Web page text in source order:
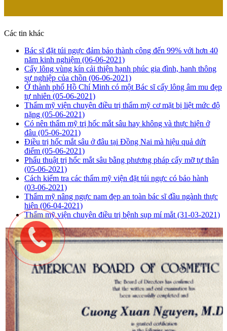
Các tin khác
Bác sĩ đặt túi ngực đảm bảo thành công đến 99% với hơn 40
năm kinh nghiệm (06-06-2021)
Cấy lông vùng kín cải thiện hạnh phúc gia đình, hanh thông
sự nghiệp của chồn (06-06-2021)
Ở thành phố Hồ Chí Minh có một Bác sĩ cấy lông âm mu đẹp
tự nhiên (05-06-2021)
Thẩm mỹ viện chuyên điều trị thẩm mỹ cơ mặt bị liệt mức độ
nặng (05-06-2021)
Có nên thẩm mỹ trị hốc mắt sâu hay không và thực hiện ở
đâu (05-06-2021)
Điều trị hốc mắt sâu ở đâu tại Đồng Nai mà hiệu quả dứt
điểm (05-06-2021)
Phẩu thuật trị hốc mắt sâu bằng phương pháp cấy mỡ tự thân
(05-06-2021)
Cách kiểm tra các thẩm mỹ viện đặt túi ngực có bảo hành
(03-06-2021)
Thẩm mỹ nâng ngực nam đẹp an toàn bác sĩ đầu ngành thực
hiện (06-04-2021)
Thẩm mỹ viện chuyên điều trị bệnh sụp mí mắt (31-03-2021)